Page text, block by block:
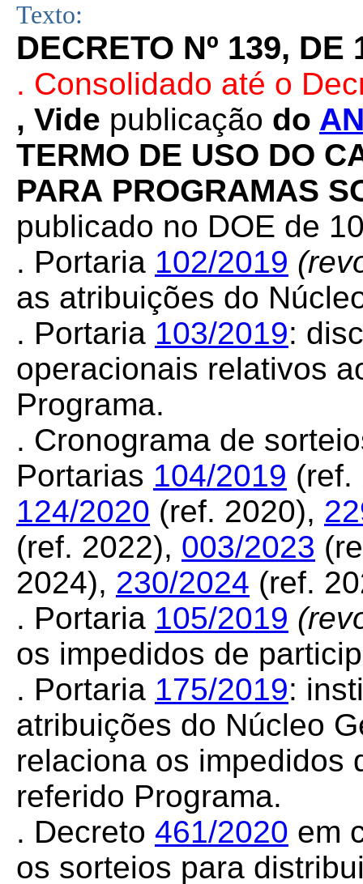
Texto:
DECRETO Nº 139,
. Consolidado até o
, Vide publicação do
TERMO DE USO DO
PARA PROGRAMAS
publicado no DOE de
. Portaria 102/2019
as atribuições do
. Portaria 103/2019:
operacionais relativos
Programa.
. Cronograma de
Portarias 104/2019
124/2020 (ref. 2020),
(ref. 2022), 003/2023
2024), 230/2024 (ref.
. Portaria 105/2019
os impedidos de
. Portaria 175/2019:
atribuições do Núcleo
relaciona os impedidos
referido Programa.
. Decreto 461/2020 em
os sorteios para